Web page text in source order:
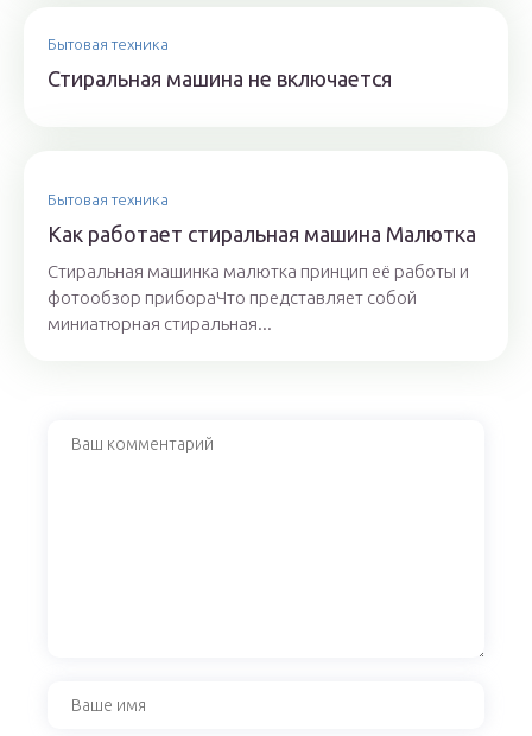
Бытовая техника
Стиральная машина не включается
Бытовая техника
Как работает стиральная машина Малютка
Стиральная машинка малютка принцип её работы и
фотообзор прибораЧто представляет собой
миниатюрная стиральная...